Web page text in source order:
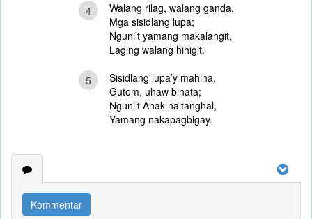
4
Walang rilag, walang ganda,
Mga sisidlang lupa;
Nguni’t yamang makalangit,
Laging walang hihigit.
5
Sisidlang lupa’y mahina,
Gutom, uhaw binata;
Nguni’t Anak naitanghal,
Yamang nakapagbigay.
Kommentar